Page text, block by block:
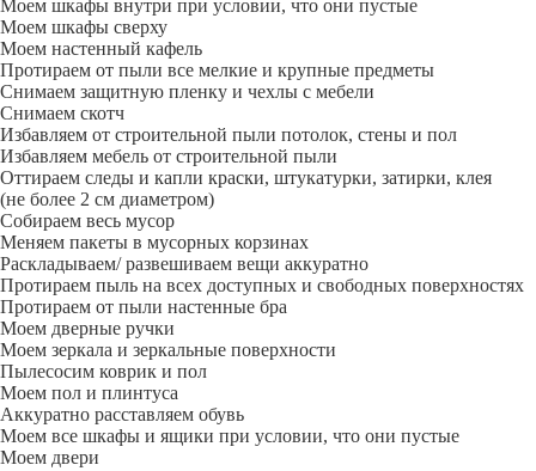
Моем шкафы внутри при условии, что они пустые
Моем шкафы сверху
Моем настенный кафель
Протираем от пыли все мелкие и крупные предметы
Снимаем защитную пленку и чехлы с мебели
Снимаем скотч
Избавляем от строительной пыли потолок, стены и пол
Избавляем мебель от строительной пыли
Оттираем следы и капли краски, штукатурки, затирки, клея
(не более 2 см диаметром)
Собираем весь мусор
Меняем пакеты в мусорных корзинах
Раскладываем/ развешиваем вещи аккуратно
Протираем пыль на всех доступных и свободных поверхностях
Протираем от пыли настенные бра
Моем дверные ручки
Моем зеркала и зеркальные поверхности
Пылесосим коврик и пол
Моем пол и плинтуса
Аккуратно расставляем обувь
Моем все шкафы и ящики при условии, что они пустые
Моем двери